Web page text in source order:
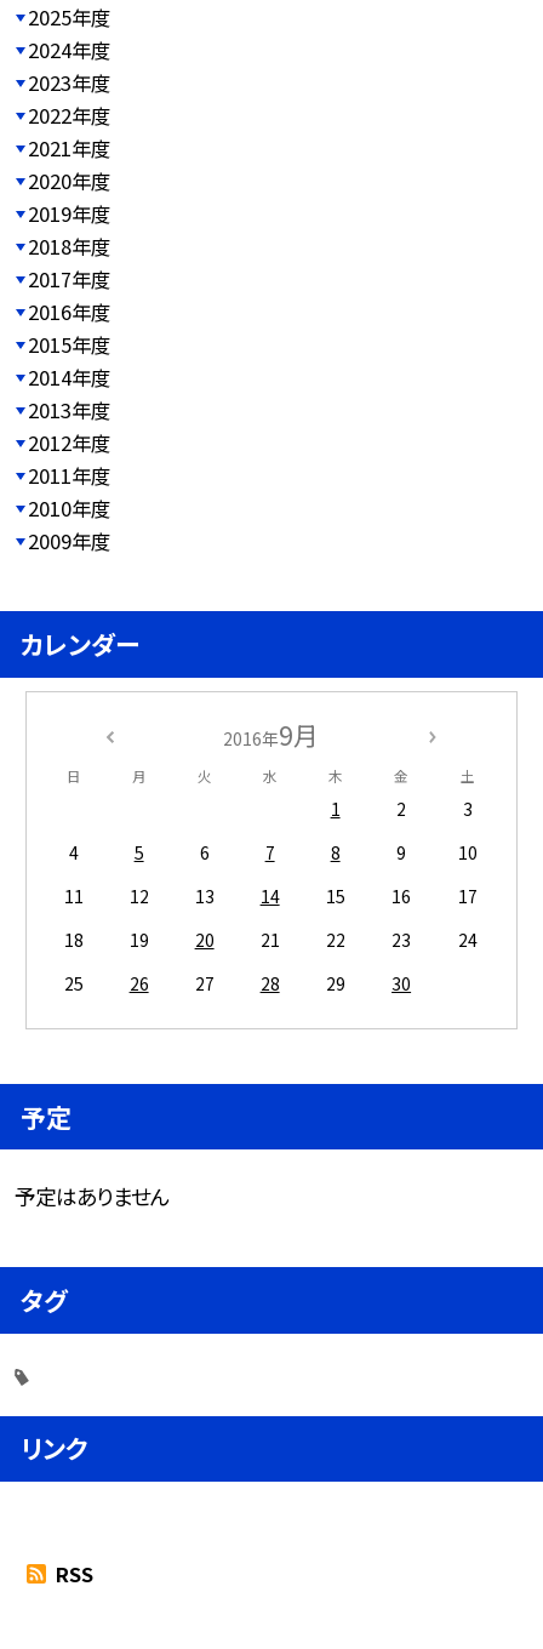
2025年度
2024年度
2023年度
2022年度
2021年度
2020年度
2019年度
2018年度
2017年度
2016年度
2015年度
2014年度
2013年度
2012年度
2011年度
2010年度
2009年度
カレンダー
2016年9月
日 月 火 水 木 金 土
1 2
3
4
5 6 7 8 9
10
11
12 13 14 15 16
17
18
19 20 21 22 23
24
25
26 27 28 29 30
予定
予定はありません
タグ
リンク
RSS